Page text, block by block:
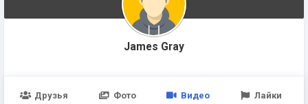
James Gray
Друзья Фото Видео Лайки